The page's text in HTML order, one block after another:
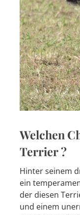
Welchen
Terrier ?
Hinter seinem
ein
der diesen
und einem